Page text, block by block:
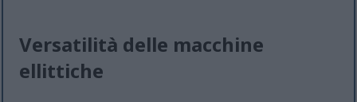
Versatilità delle macchine
ellittiche